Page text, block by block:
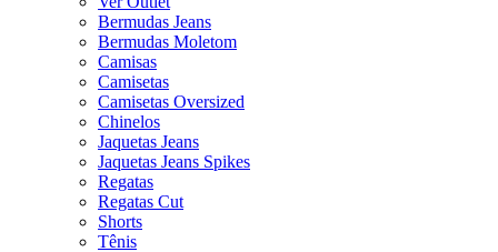
Bermudas Jeans
Bermudas Moletom
Camisas
Camisetas
Camisetas Oversized
Chinelos
Jaquetas Jeans
Jaquetas Jeans Spikes
Regatas
Regatas Cut
Shorts
Tênis